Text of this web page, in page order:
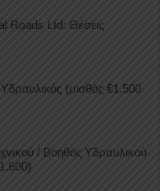
Roads Ltd: Θέσεις
Υδραυλικός (μισθός €1.500
/ Βοηθός Υδραυλικού